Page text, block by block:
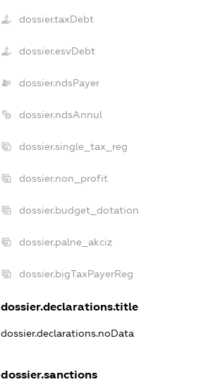
dossier.taxDebt
dossier.esvDebt
dossier.ndsPayer
dossier.ndsAnnul
dossier.single_tax_reg
dossier.non_profit
dossier.budget_dotation
dossier.palne_akciz
dossier.bigTaxPayerReg
dossier.declarations.title
dossier.declarations.noData
dossier.sanctions